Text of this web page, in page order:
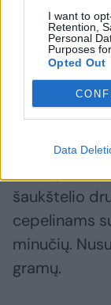
I want to
Retention,
Personal
Purposes
Opted Out
Data
dviejų
150 g fetos
100–150
šaukštelio
šaukštelio
cepelinams
minučių.
gramų.